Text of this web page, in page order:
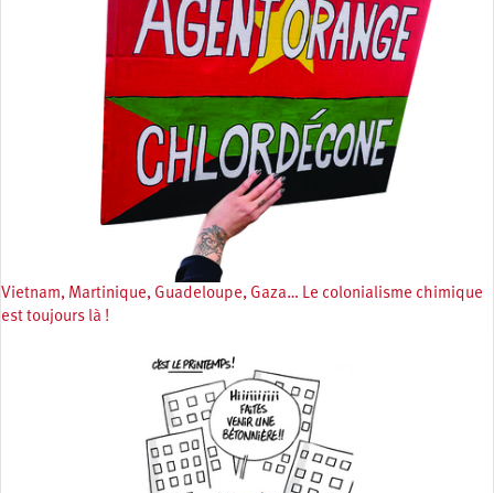
Vietnam, Martinique, Guadeloupe, Gaza… Le colonialisme chimique
est toujours là !